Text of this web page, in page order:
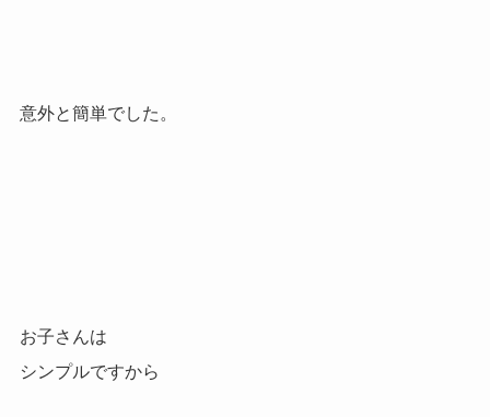
意外と簡単でした。
お子さんは
シンプルですから